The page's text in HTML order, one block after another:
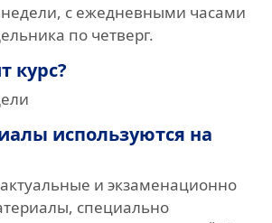
недели, с ежедневными часами
по четверг.
курс?
используются на
и экзаменационно
специально